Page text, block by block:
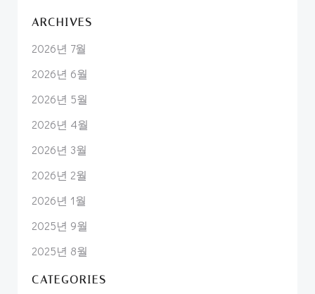
ARCHIVES
2026년 7월
2026년 6월
2026년 5월
2026년 4월
2026년 3월
2026년 2월
2026년 1월
2025년 9월
2025년 8월
CATEGORIES